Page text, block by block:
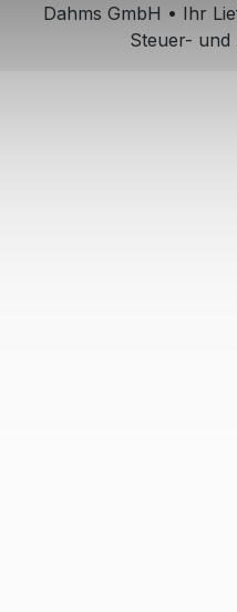
Dahms GmbH • Ihr
Steuer- und